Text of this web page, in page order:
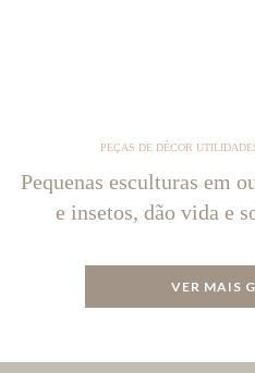
PEÇAS DE DÉCOR
Pequenas esculturas em
e insetos, dão vida e
VER MAIS